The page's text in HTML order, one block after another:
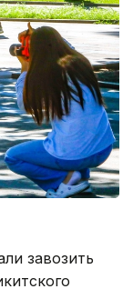
завозить